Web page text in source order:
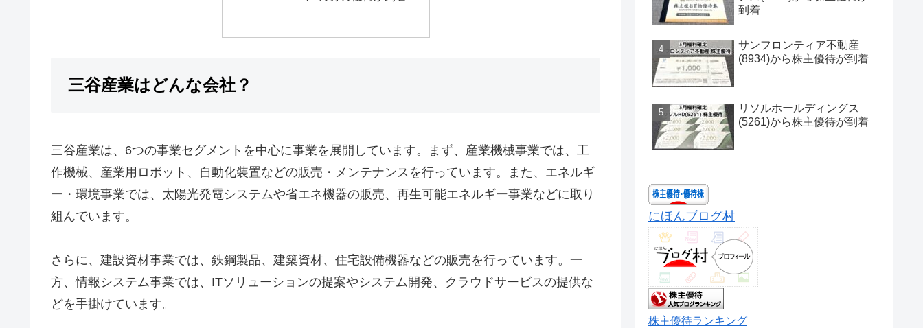
三谷産業はどんな会社？
三谷産業は、6つの事業セグメントを中心に事業を展開しています。まず、産業機械事業では、工
作機械、産業用ロボット、自動化装置などの販売・メンテナンスを行っています。また、エネルギ
ー・環境事業では、太陽光発電システムや省エネ機器の販売、再生可能エネルギー事業などに取り
組んでいます。
さらに、建設資材事業では、鉄鋼製品、建築資材、住宅設備機器などの販売を行っています。一
方、情報システム事業では、ITソリューションの提案やシステム開発、クラウドサービスの提供な
どを手掛けています。
到着
サンフロンティア不動産
(8934)から株主優待が到着
リソルホールディングス
(5261)から株主優待が到着
にほんブログ村
株主優待ランキング